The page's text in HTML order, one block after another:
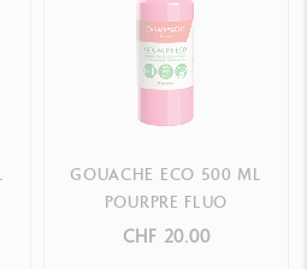
GOUACHE ECO 500 ML
POURPRE FLUO
CHF 20.00